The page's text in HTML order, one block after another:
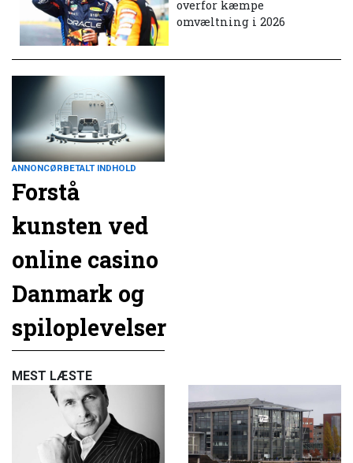
overfor kæmpe
omvæltning i 2026
ANNONCØRBETALT INDHOLD
Forstå
kunsten ved
online casino
Danmark og
spiloplevelser
MEST LÆSTE